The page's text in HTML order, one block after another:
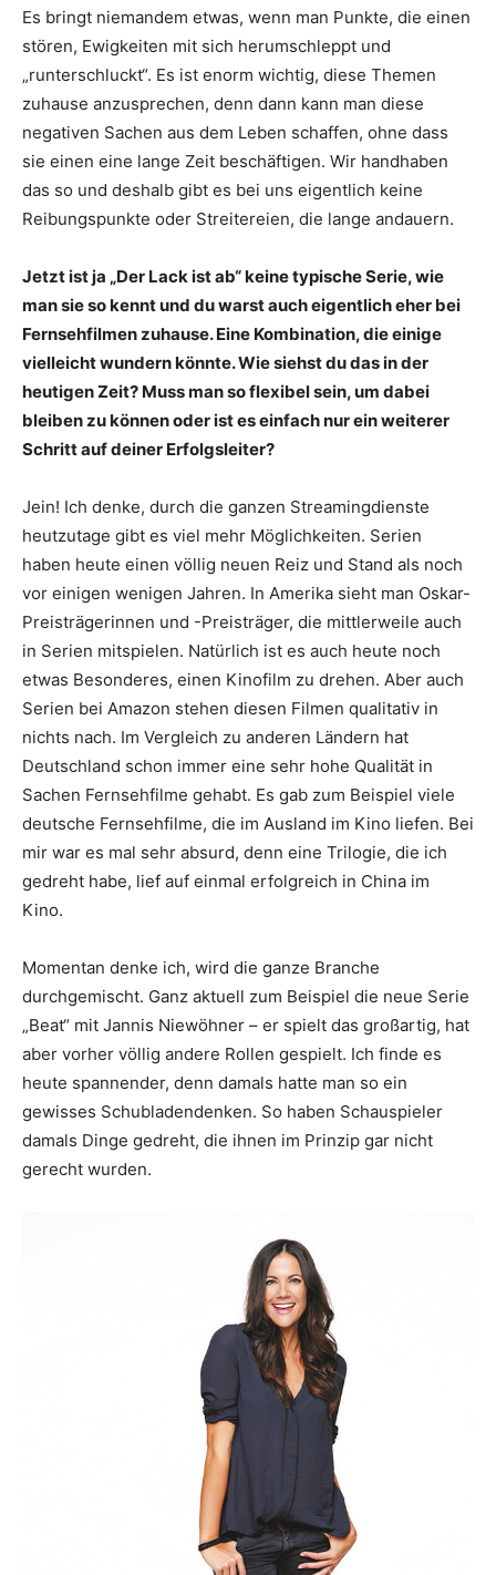
Es bringt niemandem etwas, wenn man Punkte, die einen
stören, Ewigkeiten mit sich herumschleppt und
„runterschluckt“. Es ist enorm wichtig, diese Themen
zuhause anzusprechen, denn dann kann man diese
negativen Sachen aus dem Leben schaffen, ohne dass
sie einen eine lange Zeit beschäftigen. Wir handhaben
das so und deshalb gibt es bei uns eigentlich keine
Reibungspunkte oder Streitereien, die lange andauern.
Jetzt ist ja „Der Lack ist ab“ keine typische Serie, wie
man sie so kennt und du warst auch eigentlich eher bei
Fernsehfilmen zuhause. Eine Kombination, die einige
vielleicht wundern könnte. Wie siehst du das in der
heutigen Zeit? Muss man so flexibel sein, um dabei
bleiben zu können oder ist es einfach nur ein weiterer
Schritt auf deiner Erfolgsleiter?
Jein! Ich denke, durch die ganzen Streamingdienste
heutzutage gibt es viel mehr Möglichkeiten. Serien
haben heute einen völlig neuen Reiz und Stand als noch
vor einigen wenigen Jahren. In Amerika sieht man Oskar-
Preisträgerinnen und -Preisträger, die mittlerweile auch
in Serien mitspielen. Natürlich ist es auch heute noch
etwas Besonderes, einen Kinofilm zu drehen. Aber auch
Serien bei Amazon stehen diesen Filmen qualitativ in
nichts nach. Im Vergleich zu anderen Ländern hat
Deutschland schon immer eine sehr hohe Qualität in
Sachen Fernsehfilme gehabt. Es gab zum Beispiel viele
deutsche Fernsehfilme, die im Ausland im Kino liefen. Bei
mir war es mal sehr absurd, denn eine Trilogie, die ich
gedreht habe, lief auf einmal erfolgreich in China im
Kino.
Momentan denke ich, wird die ganze Branche
durchgemischt. Ganz aktuell zum Beispiel die neue Serie
„Beat“ mit Jannis Niewöhner – er spielt das großartig, hat
aber vorher völlig andere Rollen gespielt. Ich finde es
heute spannender, denn damals hatte man so ein
gewisses Schubladendenken. So haben Schauspieler
damals Dinge gedreht, die ihnen im Prinzip gar nicht
gerecht wurden.